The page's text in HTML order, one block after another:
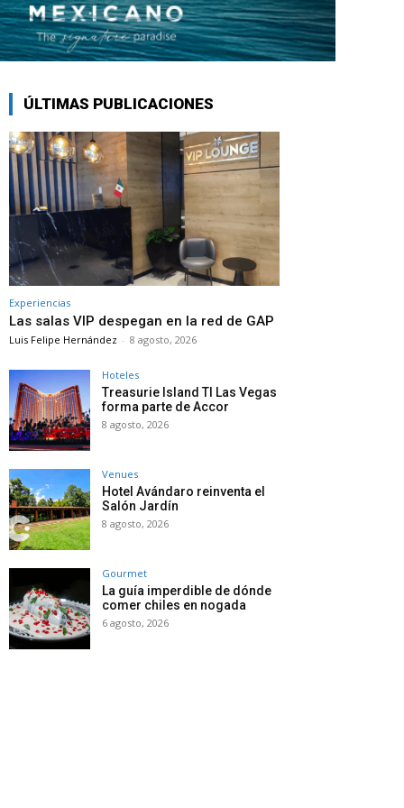
ÚLTIMAS PUBLICACIONES
Experiencias
Las salas VIP despegan en la red de GAP
Luis Felipe Hernández - 8 agosto, 2026
Hoteles
Treasurie Island TI Las Vegas
forma parte de Accor
8 agosto, 2026
Venues
Hotel Avándaro reinventa el
Salón Jardín
8 agosto, 2026
Gourmet
La guía imperdible de dónde
comer chiles en nogada
6 agosto, 2026